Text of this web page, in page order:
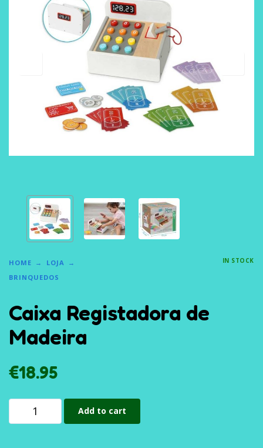
HOME
LOJA
BRINQUEDOS
IN STOCK
Caixa Registadora de
Madeira
€18.95
Add to cart